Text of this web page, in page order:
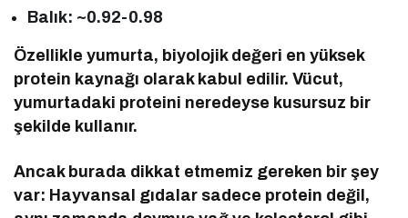
Balık: ~0.92-0.98
Özellikle yumurta, biyolojik değeri en yüksek
protein kaynağı olarak kabul edilir. Vücut,
yumurtadaki proteini neredeyse kusursuz bir
şekilde kullanır.
Ancak burada dikkat etmemiz gereken bir şey
var: Hayvansal gıdalar sadece protein değil,